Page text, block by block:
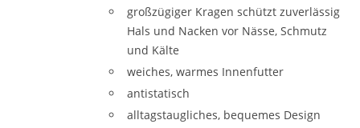
großzügiger Kragen schützt zuverlässig
Hals und Nacken vor Nässe, Schmutz
und Kälte
weiches, warmes Innenfutter
antistatisch
alltagstaugliches, bequemes Design